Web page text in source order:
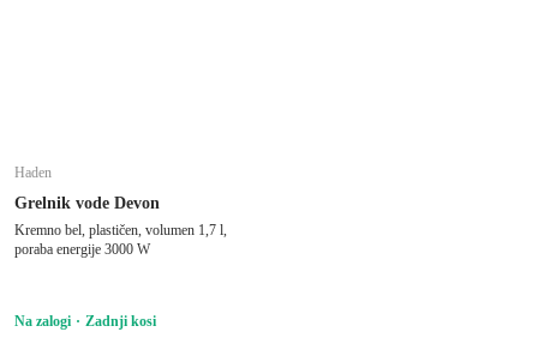
Haden
Grelnik vode Devon
Kremno bel, plastičen, volumen 1,7 l,
poraba energije 3000 W
Na zalogi Zadnji kosi